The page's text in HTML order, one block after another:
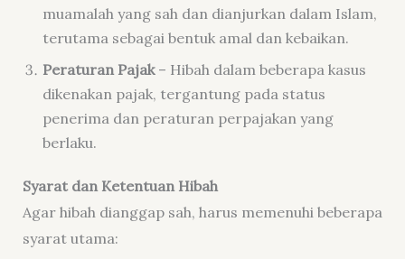
muamalah yang sah dan dianjurkan dalam Islam,
terutama sebagai bentuk amal dan kebaikan.
Peraturan Pajak– Hibah dalam beberapa kasus
dikenakan pajak, tergantung pada status
penerima dan peraturan perpajakan yang
berlaku.
Syarat dan Ketentuan Hibah
Agar hibah dianggap sah, harus memenuhi beberapa
syarat utama: